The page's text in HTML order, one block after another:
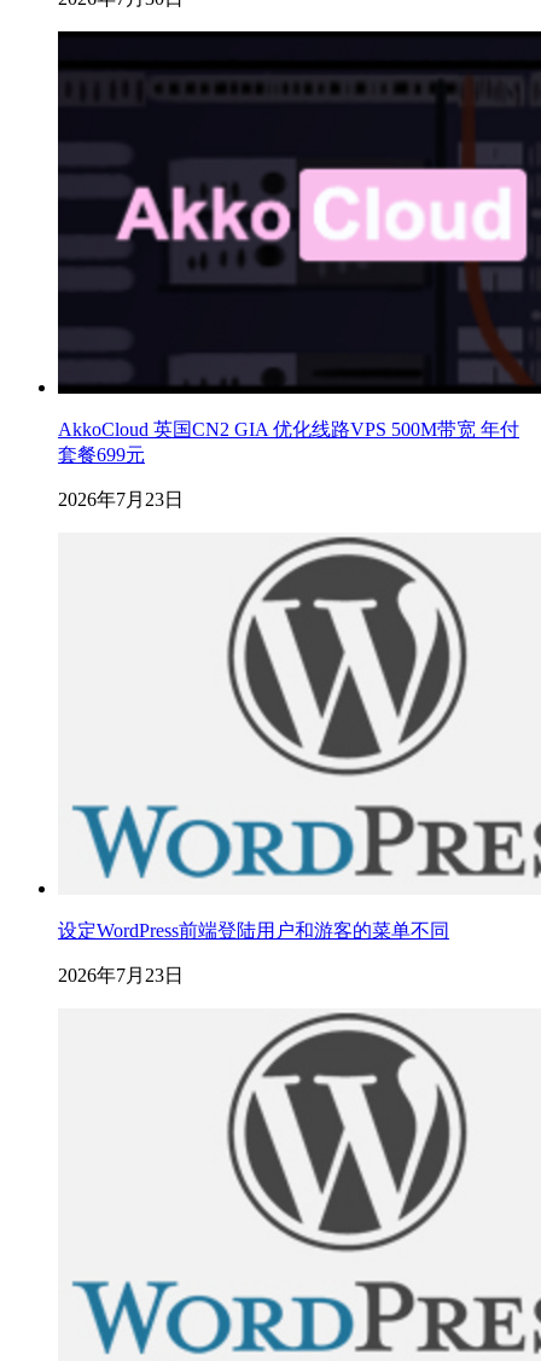
AkkoCloud 英国CN2 GIA 优化线路VPS 500M带宽 年付
套餐699元
2026年7月23日
设定WordPress前端登陆用户和游客的菜单不同
2026年7月23日